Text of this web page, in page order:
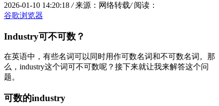
2026-01-10 14:20:18 / 来源：网络转载/ 阅读：
谷歌浏览器
Industry可不可数？
在英语中，有些名词可以同时用作可数名词和不可数名词。那
么，industry这个词可不可数呢？接下来就让我来解答这个问
题。
可数的industry